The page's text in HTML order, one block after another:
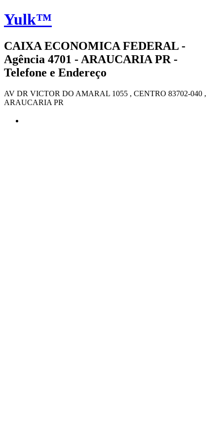
Yulk™
CAIXA ECONOMICA FEDERAL -
Agência 4701 - ARAUCARIA PR -
Telefone e Endereço
AV DR VICTOR DO AMARAL 1055 , CENTRO 83702-040 ,
ARAUCARIA PR